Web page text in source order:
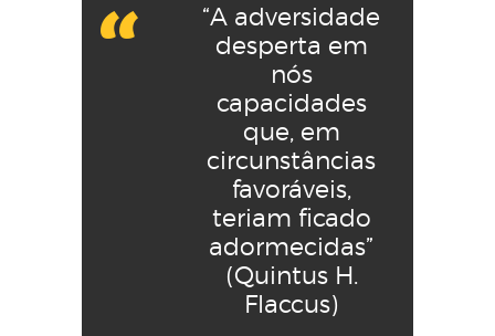
“A adversidade
desperta em
nós
capacidades
que, em
circunstâncias
favoráveis,
teriam ficado
adormecidas”
(Quintus H.
Flaccus)